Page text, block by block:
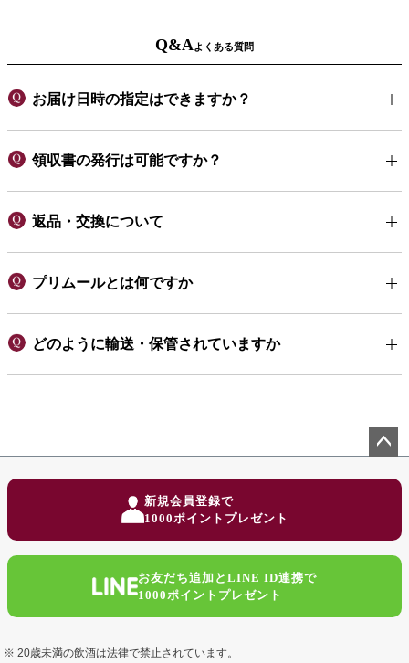
Q&Aよくある質問
お届け日時の指定はできますか？
領収書の発行は可能ですか？
返品・交換について
プリムールとは何ですか
どのように輸送・保管されていますか
新規会員登録で
1000ポイントプレゼント
お友だち追加とLINE ID連携で
1000ポイントプレゼント
20歳未満の飲酒は法律で禁止されています。